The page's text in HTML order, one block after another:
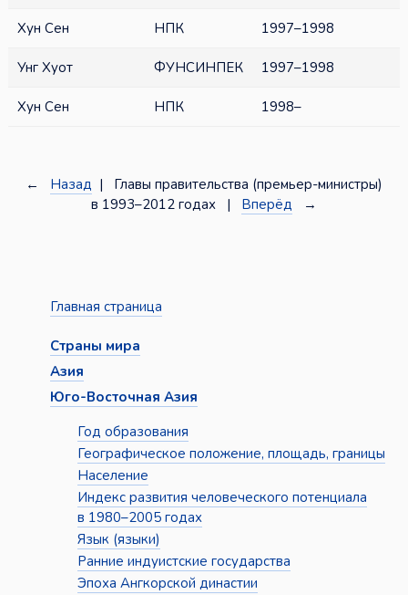
Хун Сен НПК 1997–1998
Унг Хуот ФУНСИНПЕК 1997–1998
Хун Сен НПК 1998–
← Назад | Главы правительства (премьер-министры)
в 1993–2012 годах | Вперёд →
Главная страница
Страны мира
Азия
Юго-Восточная Азия
Год образования
Географическое положение, площадь, границы
Население
Индекс развития человеческого потенциала
в 1980–2005 годах
Язык (языки)
Ранние индуистские государства
Эпоха Ангкорской династии